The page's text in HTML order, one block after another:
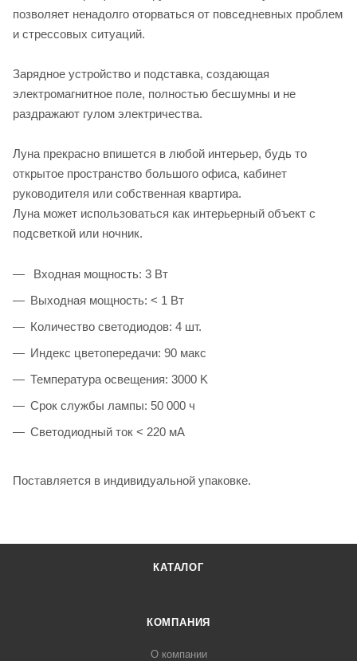
позволяет ненадолго оторваться от повседневных проблем
и стрессовых ситуаций.
Зарядное устройство и подставка, создающая
электромагнитное поле, полностью бесшумны и не
раздражают гулом электричества.
Луна прекрасно впишется в любой интерьер, будь то
открытое пространство большого офиса, кабинет
руководителя или собственная квартира.
Луна может использоваться как интерьерный объект с
подсветкой или ночник.
Входная мощность: 3 Вт
Выходная мощность: < 1 Вт
Количество светодиодов: 4 шт.
Индекс цветопередачи: 90 макс
Температура освещения: 3000 K
Срок службы лампы: 50 000 ч
Светодиодный ток < 220 мА
Поставляется в индивидуальной упаковке.
КАТАЛОГ
КОМПАНИЯ
О компании